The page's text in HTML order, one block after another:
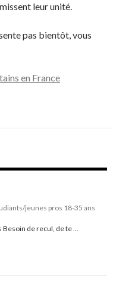
leur unité.
pas bientôt, vous
en France
jeunes pros 18-35 ans
Besoin de recul, de te …